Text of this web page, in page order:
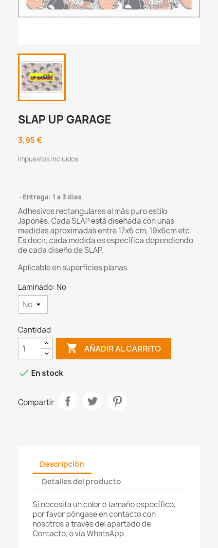
SLAP UP GARAGE
3,95 €
Impuestos incluidos
Entrega: 1 a 3 dias
Adhesivos rectangulares al más puro estilo
Japonés. Cada SLAP está diseñada con unas
medidas aproximadas entre 17x6 cm, 19x6cm etc.
Es decir, cada medida es específica dependiendo
de cada diseño de SLAP.
Aplicable en superficies planas.
Laminado: No
Cantidad
 AÑADIR AL CARRITO
 En stock
Compartir
Descripción
Detalles del producto
Si necesita un color o tamaño específico,
por favor póngase en contacto con
nosotros a través del apartado de
Contacto, o vía WhatsApp.